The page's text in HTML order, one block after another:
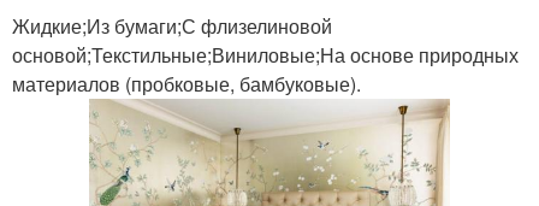
Жидкие;Из бумаги;С флизелиновой
основой;Текстильные;Виниловые;На основе природных
материалов (пробковые, бамбуковые).